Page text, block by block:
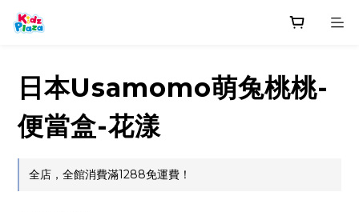
日本Usamomo萌兔桃桃-
便當盒-花漾
全店，全館消費滿1288免運費！